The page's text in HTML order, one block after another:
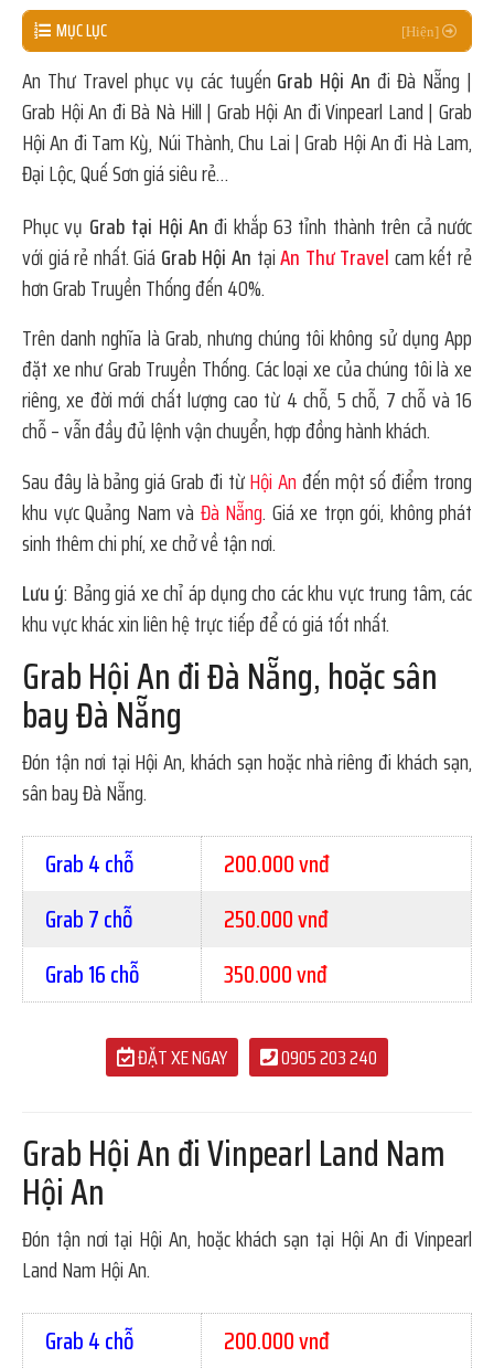
MỤC LỤC
An Thư Travel phục vụ các tuyến Grab Hội An đi Đà Nẵng |
Grab Hội An đi Bà Nà Hill | Grab Hội An đi Vinpearl Land | Grab
Hội An đi Tam Kỳ, Núi Thành, Chu Lai | Grab Hội An đi Hà Lam,
Đại Lộc, Quế Sơn giá siêu rẻ…
Phục vụ Grab tại Hội An đi khắp 63 tỉnh thành trên cả nước
với giá rẻ nhất. Giá Grab Hội An tạiAn Thư Travel cam kết rẻ
hơn Grab Truyền Thống đến 40%.
Trên danh nghĩa là Grab, nhưng chúng tôi không sử dụng App
đặt xe như Grab Truyền Thống. Các loại xe của chúng tôi là xe
riêng, xe đời mới chất lượng cao từ 4 chỗ, 5 chỗ, 7 chỗ và 16
chỗ – vẫn đầy đủ lệnh vận chuyển, hợp đồng hành khách.
Sau đây là bảng giá Grab đi từHội An đến một số điểm trong
khu vực Quảng Nam và Đà Nẵng. Giá xe trọn gói, không phát
sinh thêm chi phí, xe chở về tận nơi.
Lưu ý: Bảng giá xe chỉ áp dụng cho các khu vực trung tâm, các
khu vực khác xin liên hệ trực tiếp để có giá tốt nhất.
Grab Hội An đi Đà Nẵng, hoặc sân
bay Đà Nẵng
Đón tận nơi tại Hội An, khách sạn hoặc nhà riêng đi khách sạn,
sân bay Đà Nẵng.
Grab 4 chỗ
200.000 vnđ
Grab 7 chỗ
250.000 vnđ
Grab 16 chỗ
350.000 vnđ
ĐẶT XE NGAY 0905 203 240
Grab Hội An đi Vinpearl Land Nam
Hội An
Đón tận nơi tại Hội An, hoặc khách sạn tại Hội An đi Vinpearl
Land Nam Hội An.
Grab 4 chỗ
200.000 vnđ